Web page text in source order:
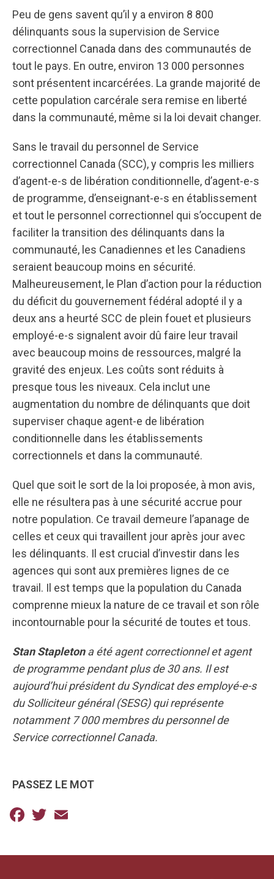
Peu de gens savent qu’il y a environ 8 800
délinquants sous la supervision de Service
correctionnel Canada dans des communautés de
tout le pays. En outre, environ 13 000 personnes
sont présentent incarcérées. La grande majorité de
cette population carcérale sera remise en liberté
dans la communauté, même si la loi devait changer.
Sans le travail du personnel de Service
correctionnel Canada (SCC), y compris les milliers
d’agent-e-s de libération conditionnelle, d’agent-e-s
de programme, d’enseignant-e-s en établissement
et tout le personnel correctionnel qui s’occupent de
faciliter la transition des délinquants dans la
communauté, les Canadiennes et les Canadiens
seraient beaucoup moins en sécurité.
Malheureusement, le Plan d’action pour la réduction
du déficit du gouvernement fédéral adopté il y a
deux ans a heurté SCC de plein fouet et plusieurs
employé-e-s signalent avoir dû faire leur travail
avec beaucoup moins de ressources, malgré la
gravité des enjeux. Les coûts sont réduits à
presque tous les niveaux. Cela inclut une
augmentation du nombre de délinquants que doit
superviser chaque agent-e de libération
conditionnelle dans les établissements
correctionnels et dans la communauté.
Quel que soit le sort de la loi proposée, à mon avis,
elle ne résultera pas à une sécurité accrue pour
notre population. Ce travail demeure l’apanage de
celles et ceux qui travaillent jour après jour avec
les délinquants. Il est crucial d’investir dans les
agences qui sont aux premières lignes de ce
travail. Il est temps que la population du Canada
comprenne mieux la nature de ce travail et son rôle
incontournable pour la sécurité de toutes et tous.
Stan Stapletona été agent correctionnel et agent
de programme pendant plus de 30 ans. Il est
aujourd’hui président du Syndicat des employé-e-s
du Solliciteur général (SESG) qui représente
notamment 7 000 membres du personnel de
Service correctionnel Canada.
PASSEZ LE MOT
Facebook
Twitter